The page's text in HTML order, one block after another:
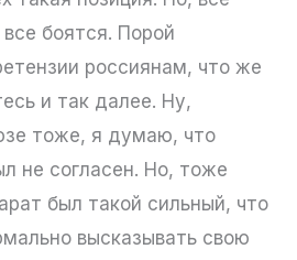
боятся. Порой
россиянам, что же
и так далее. Ну,
тоже, я думаю, что
не согласен. Но, тоже
был такой сильный, что
высказывать свою